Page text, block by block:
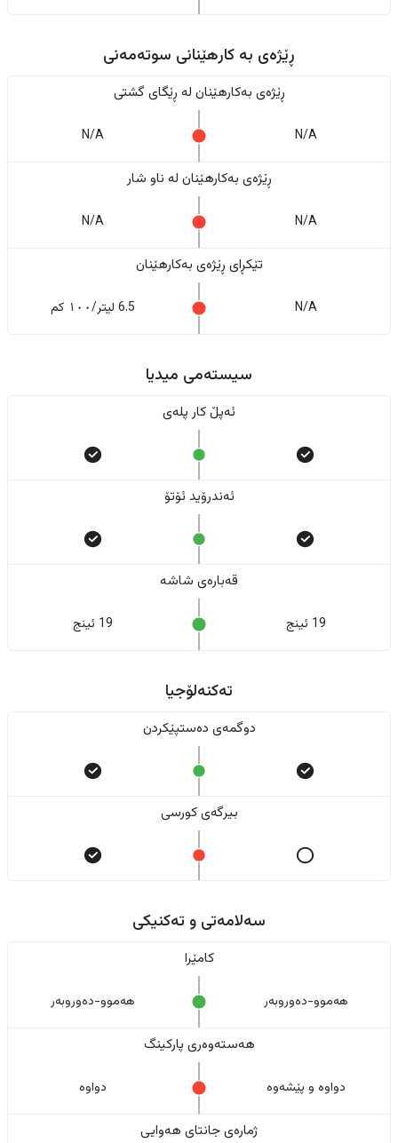
ڕێژەى به کارهێنانی سوتەمەنی
ڕێژەى بەکارهێنان له ڕێگای گشتی
N/A
N/A
ڕێژەى بەکارهێنان له ناو شار
N/A
N/A
تێکڕای ڕێژەى بەکارهێنان
N/A 6.5 لیتر/١٠٠ کم
سیستەمی میدیا
ئەپڵ کار پلەی
ئەندرۆید ئۆتۆ
قەبارەی شاشە
19 ئینج 19 ئینج
تەکنەلۆجیا
دوگمەی دەستپێکردن
بیرگەی کورسی
سەلامەتی و تەکنیکی
کامێرا
هەموو-دەوروبەر هەموو-دەوروبەر
هەستەوەری پارکینگ
دواوە و پێشەوە دواوە
ژمارەی جانتای هەوایی